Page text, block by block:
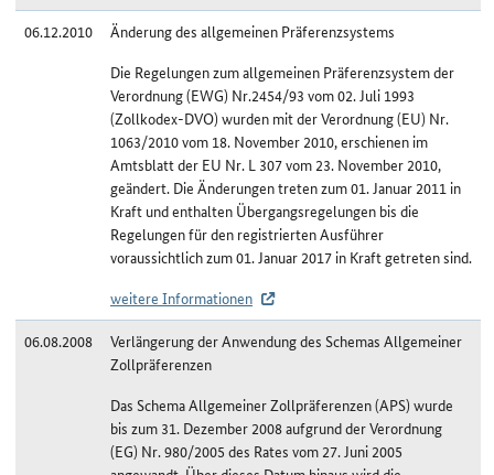
06.12.2010
Änderung des allgemeinen Präferenzsystems
Die Regelungen zum allgemeinen Präferenzsystem der
Verordnung (EWG) Nr.2454/93 vom 02. Juli 1993
(Zollkodex-DVO) wurden mit der Verordnung (EU) Nr.
1063/2010 vom 18. November 2010, erschienen im
Amtsblatt der EU Nr. L 307 vom 23. November 2010,
geändert. Die Änderungen treten zum 01. Januar 2011 in
Kraft und enthalten Übergangsregelungen bis die
Regelungen für den registrierten Ausführer
voraussichtlich zum 01. Januar 2017 in Kraft getreten sind.
weitere Informationen
06.08.2008
Verlängerung der Anwendung des Schemas Allgemeiner
Zollpräferenzen
Das Schema Allgemeiner Zollpräferenzen (APS) wurde
bis zum 31. Dezember 2008 aufgrund der Verordnung
(EG) Nr. 980/2005 des Rates vom 27. Juni 2005